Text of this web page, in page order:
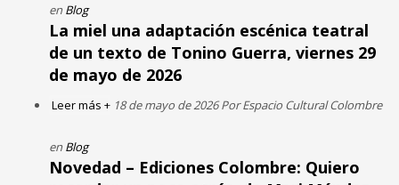
en Blog
La miel una adaptación escénica teatral
de un texto de Tonino Guerra, viernes 29
de mayo de 2026
Leer más + 18 de mayo de 2026 Por Espacio Cultural Colombre
en Blog
Novedad – Ediciones Colombre: Quiero